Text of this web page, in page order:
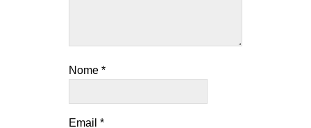
ms
SEARCH
Nome *
Email *